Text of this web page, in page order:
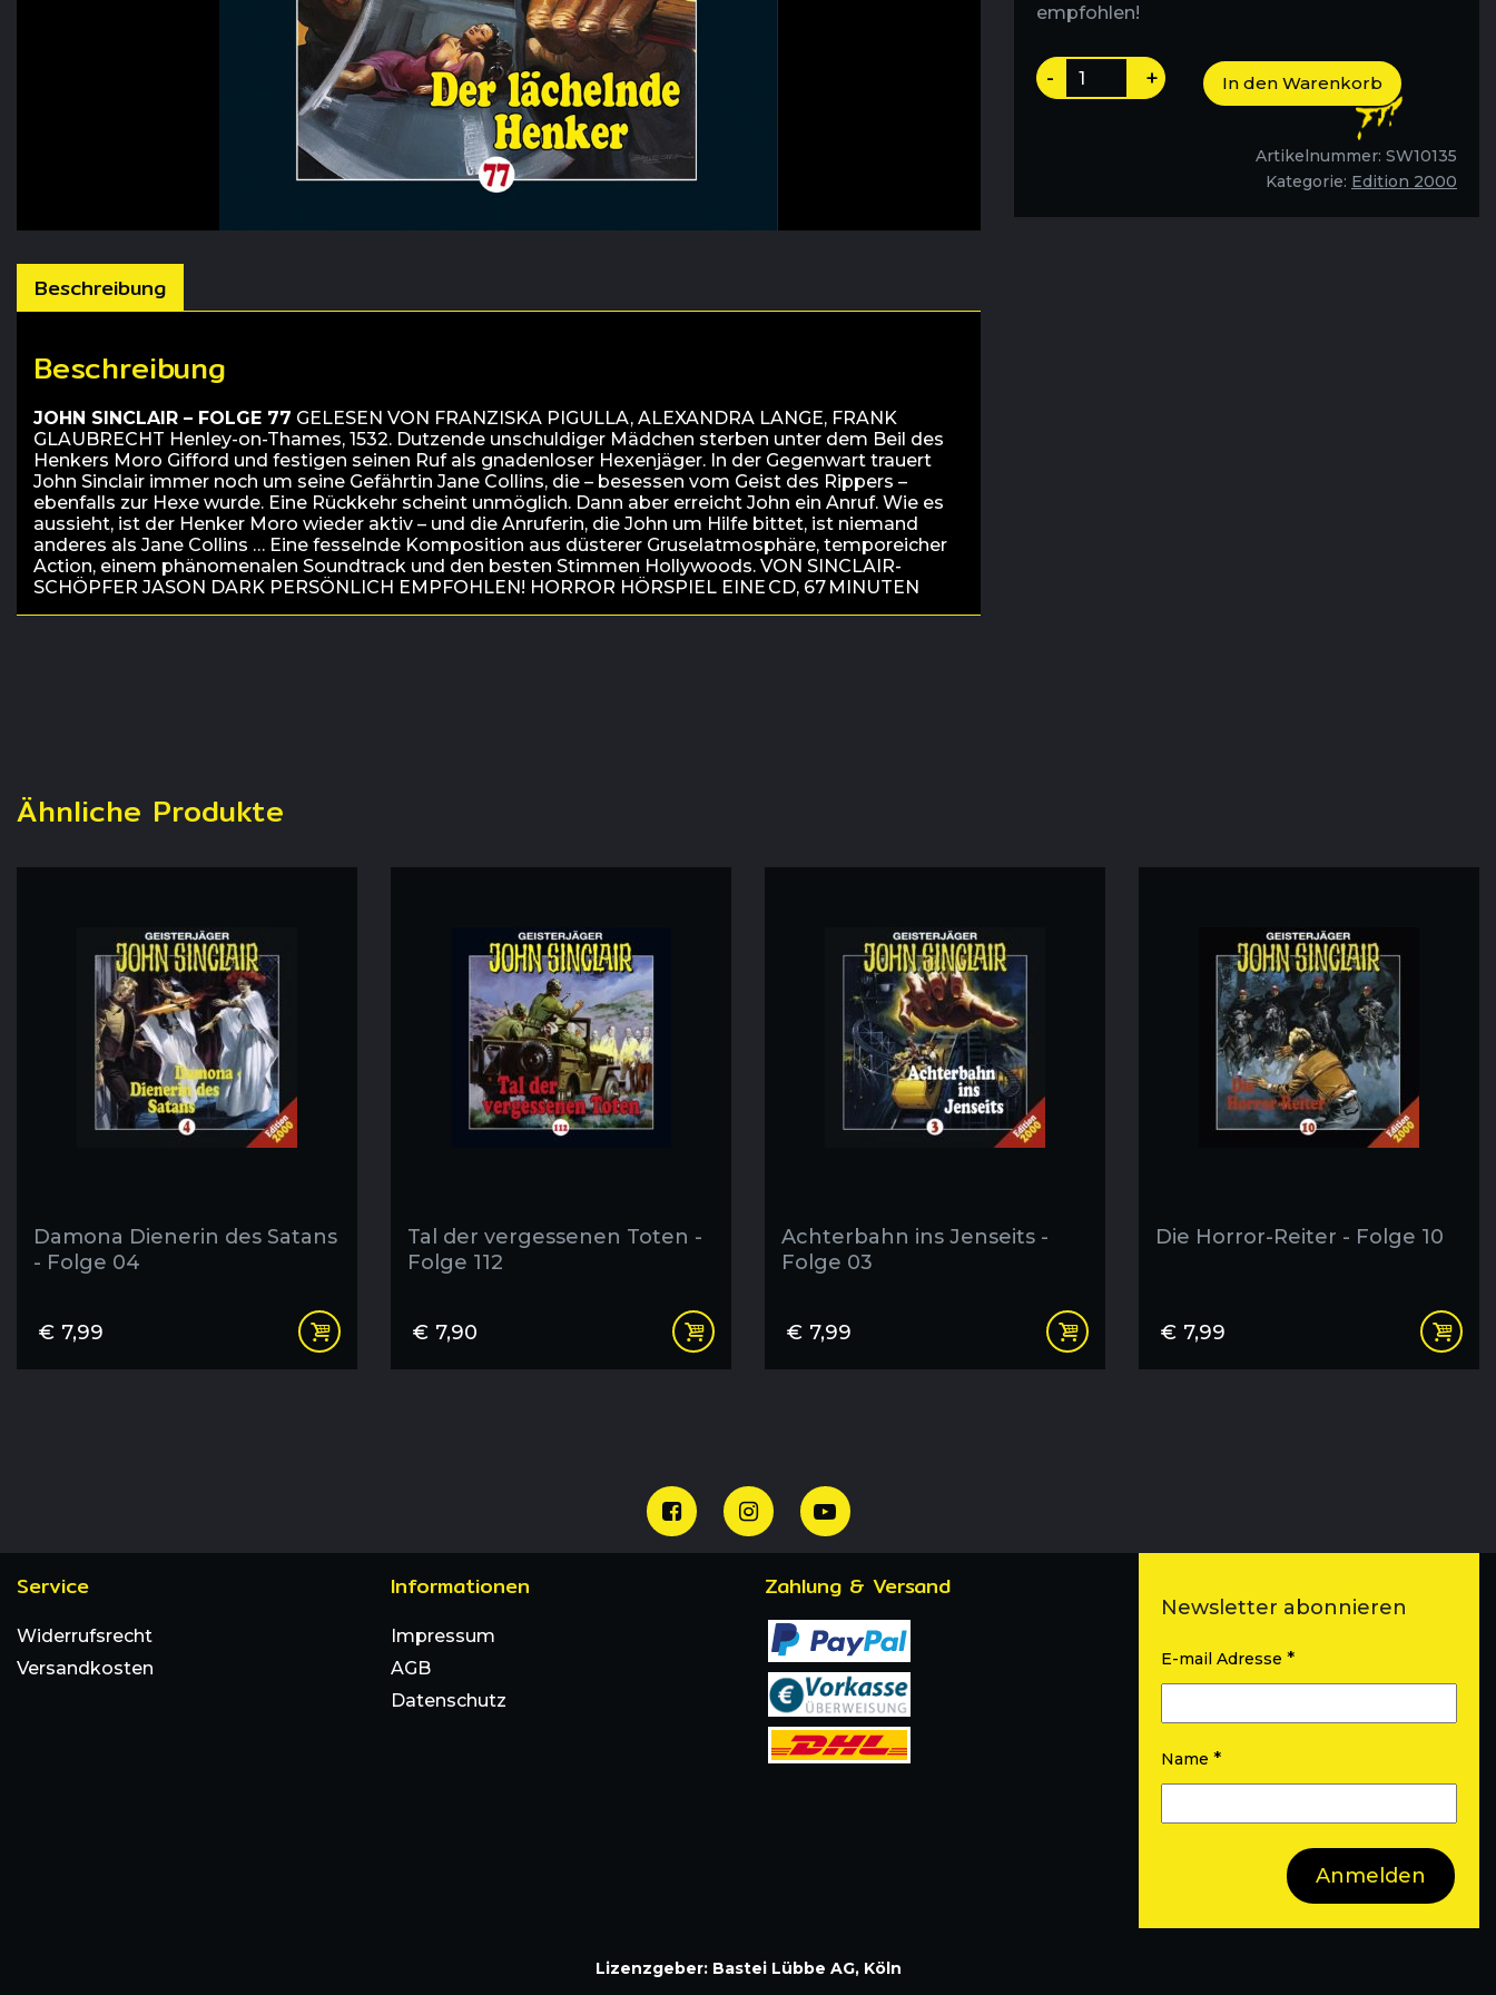
empfohlen!
Der
lächelnde
Menge
- + In den Warenkorb
Artikelnummer: SW10135
Kategorie: Edition 2000
Beschreibung
Beschreibung
JOHN SINCLAIR – FOLGE 77 GELESEN VON FRANZISKA PIGULLA, ALEXANDRA LANGE, FRANK
GLAUBRECHT Henley-on-Thames, 1532. Dutzende unschuldiger Mädchen sterben unter dem Beil des
Henkers Moro Gifford und festigen seinen Ruf als gnadenloser Hexenjäger. In der Gegenwart trauert
John Sinclair immer noch um seine Gefährtin Jane Collins, die – besessen vom Geist des Rippers –
ebenfalls zur Hexe wurde. Eine Rückkehr scheint unmöglich. Dann aber erreicht John ein Anruf. Wie es
aussieht, ist der Henker Moro wieder aktiv – und die Anruferin, die John um Hilfe bittet, ist niemand
anderes als Jane Collins … Eine fesselnde Komposition aus düsterer Gruselatmosphäre, temporeicher
Action, einem phänomenalen Soundtrack und den besten Stimmen Hollywoods. VON SINCLAIR-
SCHÖPFER JASON DARK PERSÖNLICH EMPFOHLEN! HORROR HÖRSPIEL EINE CD, 67 MINUTEN
Ähnliche Produkte
Damona Dienerin des Satans
- Folge 04
€ 7,99
Tal der vergessenen Toten -
Folge 112
€ 7,90
Achterbahn ins Jenseits -
Folge 03
€ 7,99
Die Horror-Reiter - Folge 10
€ 7,99
Service
Widerrufsrecht
Versandkosten
Informationen
Impressum
AGB
Datenschutz
Zahlung & Versand
Newsletter abonnieren
E-mail Adresse *
Name *
Lizenzgeber: Bastei Lübbe AG, Köln